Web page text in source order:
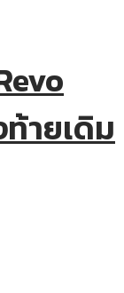
ท้ายเดิม